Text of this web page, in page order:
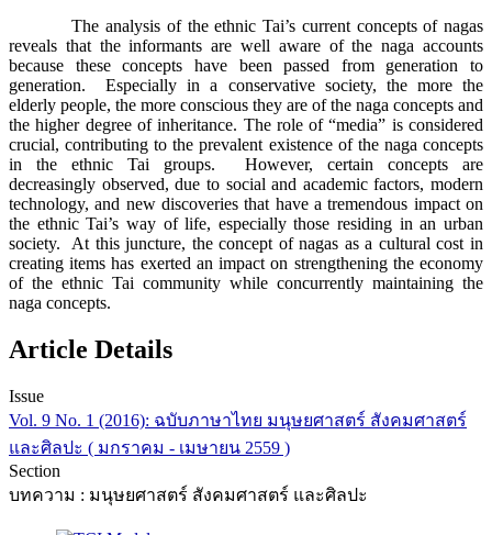
The analysis of the ethnic Tai’s current concepts of nagas
reveals that the informants are well aware of the naga accounts
because these concepts have been passed from generation to
generation. Especially in a conservative society, the more the
elderly people, the more conscious they are of the naga concepts and
the higher degree of inheritance. The role of “media” is considered
crucial, contributing to the prevalent existence of the naga concepts
in the ethnic Tai groups. However, certain concepts are
decreasingly observed, due to social and academic factors, modern
technology, and new discoveries that have a tremendous impact on
the ethnic Tai’s way of life, especially those residing in an urban
society. At this juncture, the concept of nagas as a cultural cost in
creating items has exerted an impact on strengthening the economy
of the ethnic Tai community while concurrently maintaining the
naga concepts.
Article Details
Issue
Vol. 9 No. 1 (2016): ฉบับภาษาไทย มนุษยศาสตร์ สังคมศาสตร์
และศิลปะ ( มกราคม - เมษายน 2559 )
Section
บทความ : มนุษยศาสตร์ สังคมศาสตร์ และศิลปะ